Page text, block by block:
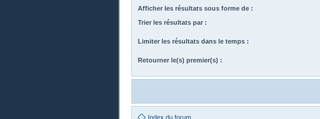
Afficher les résultats sous forme de :
Trier les résultats par :
Limiter les résultats dans le temps :
Retourner le(s) premier(s) :
Index du forum